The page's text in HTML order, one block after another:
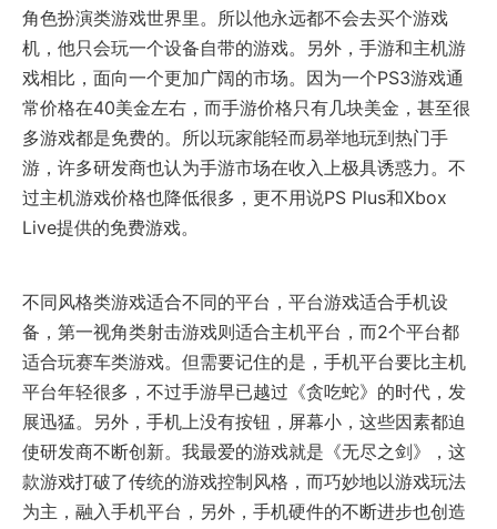
角色扮演类游戏世界里。所以他永远都不会去买个游戏
机，他只会玩一个设备自带的游戏。另外，手游和主机游
戏相比，面向一个更加广阔的市场。因为一个PS3游戏通
常价格在40美金左右，而手游价格只有几块美金，甚至很
多游戏都是免费的。所以玩家能轻而易举地玩到热门手
游，许多研发商也认为手游市场在收入上极具诱惑力。不
过主机游戏价格也降低很多，更不用说PS Plus和Xbox
Live提供的免费游戏。
不同风格类游戏适合不同的平台，平台游戏适合手机设
备，第一视角类射击游戏则适合主机平台，而2个平台都
适合玩赛车类游戏。但需要记住的是，手机平台要比主机
平台年轻很多，不过手游早已越过《贪吃蛇》的时代，发
展迅猛。另外，手机上没有按钮，屏幕小，这些因素都迫
使研发商不断创新。我最爱的游戏就是《无尽之剑》，这
款游戏打破了传统的游戏控制风格，而巧妙地以游戏玩法
为主，融入手机平台，另外，手机硬件的不断进步也创造